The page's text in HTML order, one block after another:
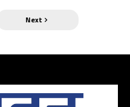
Next